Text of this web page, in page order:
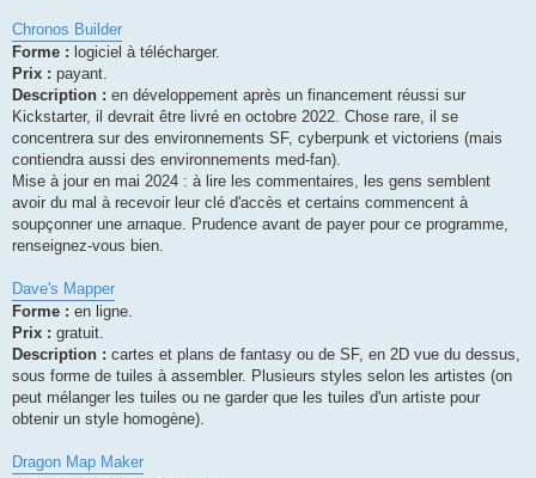
Chronos Builder
Forme : logiciel à télécharger.
Prix : payant.
Description : en développement après un financement réussi sur
Kickstarter, il devrait être livré en octobre 2022. Chose rare, il se
concentrera sur des environnements SF, cyberpunk et victoriens (mais
contiendra aussi des environnements med-fan).
Mise à jour en mai 2024 : à lire les commentaires, les gens semblent
avoir du mal à recevoir leur clé d'accès et certains commencent à
soupçonner une arnaque. Prudence avant de payer pour ce programme,
renseignez-vous bien.
Dave's Mapper
Forme : en ligne.
Prix : gratuit.
Description : cartes et plans de fantasy ou de SF, en 2D vue du dessus,
sous forme de tuiles à assembler. Plusieurs styles selon les artistes (on
peut mélanger les tuiles ou ne garder que les tuiles d'un artiste pour
obtenir un style homogène).
Dragon Map Maker